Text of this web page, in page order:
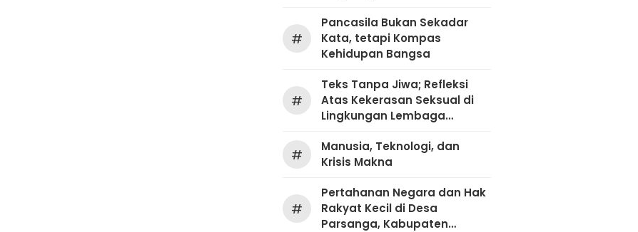
#
Pancasila Bukan Sekadar
Kata, tetapi Kompas
Kehidupan Bangsa
#
Teks Tanpa Jiwa; Refleksi
Atas Kekerasan Seksual di
Lingkungan Lembaga
#
Manusia, Teknologi, dan
Krisis Makna
#
Pertahanan Negara dan Hak
Rakyat Kecil di Desa
Parsanga, Kabupaten